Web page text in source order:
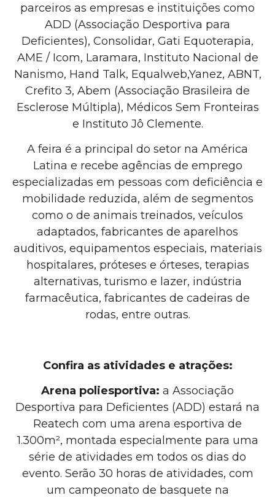
parceiros as empresas e instituições como
ADD (Associação Desportiva para
Deficientes), Consolidar, Gati Equoterapia,
AME / Icom, Laramara, Instituto Nacional de
Nanismo, Hand Talk, Equalweb,Yanez, ABNT,
Crefito 3, Abem (Associação Brasileira de
Esclerose Múltipla), Médicos Sem Fronteiras
e Instituto Jô Clemente.
A feira é a principal do setor na América
Latina e recebe agências de emprego
especializadas em pessoas com deficiência e
mobilidade reduzida, além de segmentos
como o de animais treinados, veículos
adaptados, fabricantes de aparelhos
auditivos, equipamentos especiais, materiais
hospitalares, próteses e órteses, terapias
alternativas, turismo e lazer, indústria
farmacêutica, fabricantes de cadeiras de
rodas, entre outras.
Confira as atividades e atrações:
Arena poliesportiva: a Associação
Desportiva para Deficientes (ADD) estará na
Reatech com uma arena esportiva de
1.300m², montada especialmente para uma
série de atividades em todos os dias do
evento. Serão 30 horas de atividades, com
um campeonato de basquete na